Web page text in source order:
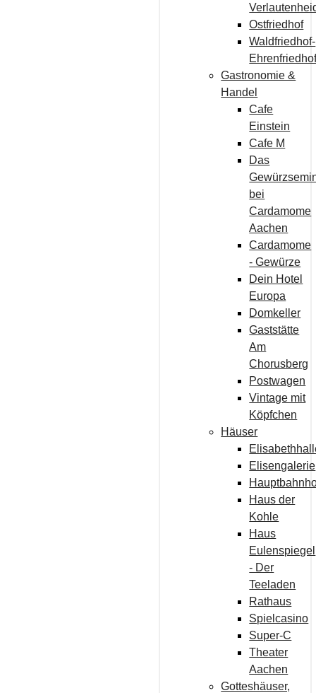
Ostfriedhof
Waldfriedhof-
Gastronomie &
Handel
Cafe
Einstein
Cafe M
Das
bei
Cardamome
Aachen
Cardamome
- Gewürze
Dein Hotel
Europa
Domkeller
Gaststätte
Am
Chorusberg
Postwagen
Vintage mit
Köpfchen
Häuser
Elisengalerie
Haus der
Kohle
Haus
Eulenspiegel
- Der
Teeladen
Rathaus
Spielcasino
Super-C
Theater
Aachen
Gotteshäuser,